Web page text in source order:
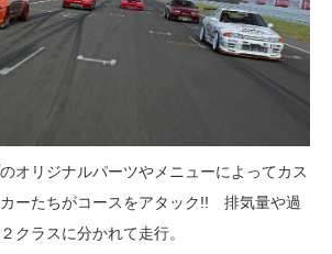
オリジナルパーツやメニューによってカス
ーたちがコースをアタック!! 排気量や過
クラスに分かれて走行。